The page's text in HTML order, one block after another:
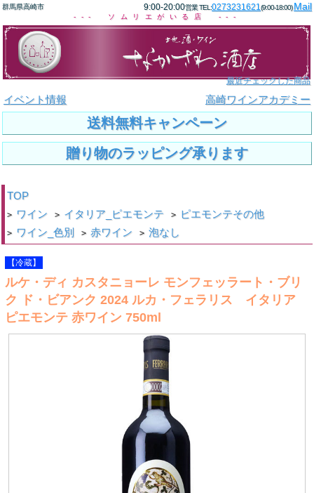
群馬県高崎市 9:00-20:00営業 TEL:0273231621(9:00-18:00)Mail
--- ソムリエがいる店 ---
最近チェックした商品
イベント情報 高崎ワインアカデミー
送料無料キャンペーン
贈り物のラッピング承ります
TOP
> ワイン > イタリア_ピエモンテ > ピエモンテその他
> ワイン_色別 > 赤ワイン > 泡なし
【冷蔵】
ルケ・ディ カスタニョーレ モンフェッラート・ブリ
ク ド・ビアンク 2024 ルカ・フェラリス イタリア
ピエモンテ 赤ワイン 750ml